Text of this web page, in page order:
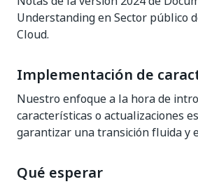
Understanding en Sector público
Cloud.
Implementación de
Nuestro enfoque a la hora de
características o actualizaciones
garantizar una transición fluida y
Qué esperar